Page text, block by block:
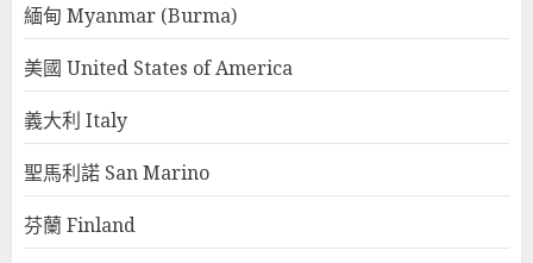
緬甸 Myanmar (Burma)
美國 United States of America
義大利 Italy
聖馬利諾 San Marino
芬蘭 Finland